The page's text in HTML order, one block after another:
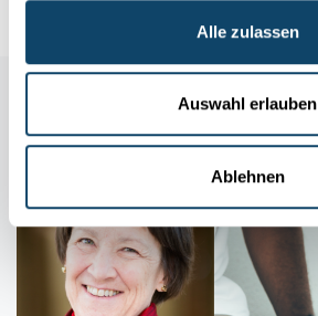
Alle zulassen
Auswahl erlauben
Ablehnen
Auch in dieser Rubrik